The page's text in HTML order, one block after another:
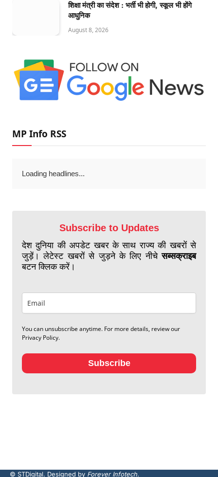
शिक्षा मंत्री का संदेश : भर्ती भी होगी, स्कूल भी होंगे
आधुनिक
August 8, 2026
MP Info RSS
Loading headlines...
Subscribe to Updates
देश दुनिया की अपडेट खबर के साथ राज्य की खबरों से
जुड़ें। लेटेस्ट खबरों से जुड़ने के लिए नीचेसब्सक्राइब
बटन क्लिक करें।
You can unsubscribe anytime. For more details, review our
Privacy Policy.
Subscribe
© STDigital. Designed by Forever Infotech.